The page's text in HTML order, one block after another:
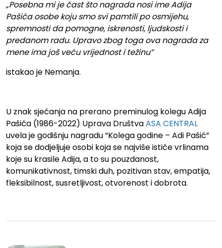
„Posebna mi je čast što nagrada nosi ime Adija
Pašića osobe koju smo svi pamtili po osmijehu,
spremnosti da pomogne, iskrenosti, ljudskosti i
predanom radu. Upravo zbog toga ova nagrada za
mene ima još veću vrijednost i težinu”
istakao je Nemanja.
U znak sjećanja na prerano preminulog kolegu Adija
Pašića (1986-2022) Uprava DruštvaASA CENTRAL
uvela je godišnju nagradu “Kolega godine – Adi Pašić”
koja se dodjeljuje osobi koja se najviše ističe vrlinama
koje su krasile Adija, a to su pouzdanost,
komunikativnost, timski duh, pozitivan stav, empatija,
fleksibilnost, susretljivost, otvorenost i dobrota.